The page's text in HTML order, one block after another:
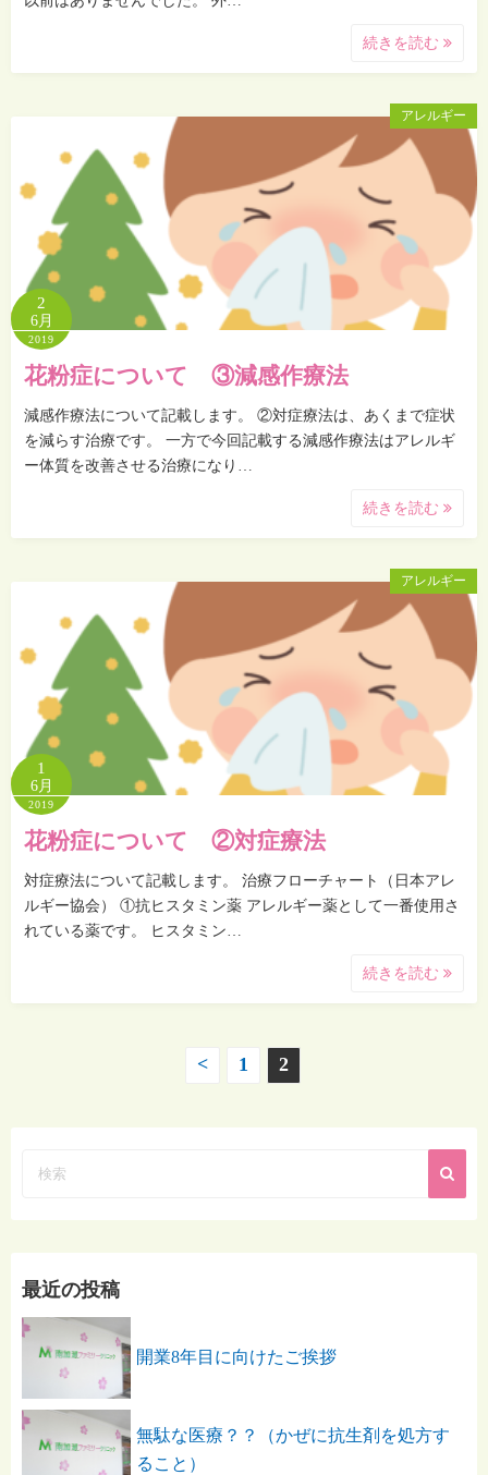
続きを読む
アレルギー
2
6月
2019
花粉症について ③減感作療法
減感作療法について記載します。 ②対症療法は、あくまで症状
を減らす治療です。 一方で今回記載する減感作療法はアレルギ
ー体質を改善させる治療になり…
続きを読む
アレルギー
1
6月
2019
花粉症について ②対症療法
対症療法について記載します。 治療フローチャート（日本アレ
ルギー協会） ①抗ヒスタミン薬 アレルギー薬として一番使用さ
れている薬です。 ヒスタミン…
続きを読む
の
ー
ジ
送
り
< 1 2
最近の投稿
開業8年目に向けたご挨拶
無駄な医療？？（かぜに抗生剤を処方す
ること）